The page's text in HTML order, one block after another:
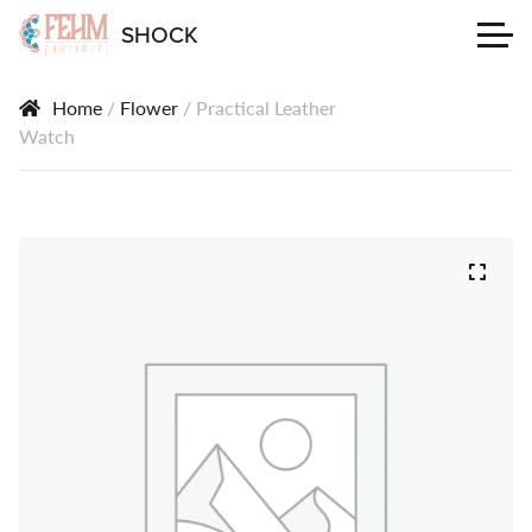
SHOCK
Home / Flower / Practical Leather
Watch